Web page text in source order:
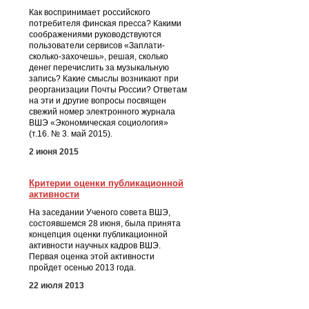
Как воспринимает российского
потребителя финская пресса? Какими
соображениями руководствуются
пользователи сервисов «Заплати-
сколько-захочешь», решая, сколько
денег перечислить за музыкальную
запись? Какие смыслы возникают при
реорганизации Почты России? Ответам
на эти и другие вопросы посвящен
свежий номер электронного журнала
ВШЭ «Экономическая социология»
(т.16. № 3. май 2015).
2 июня 2015
Критерии оценки публикационной
активности
На заседании Ученого совета ВШЭ,
состоявшемся 28 июня, была принята
концепция оценки публикационной
активности научных кадров ВШЭ.
Первая оценка этой активности
пройдет осенью 2013 года.
22 июля 2013